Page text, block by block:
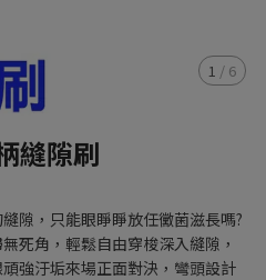
1 / 6
縫隙刷
隙，只能眼睜睜放任黴菌滋長嗎?
死角，輕鬆自由穿梭深入縫隙，
強汙垢來場正面對決，彎頭設計